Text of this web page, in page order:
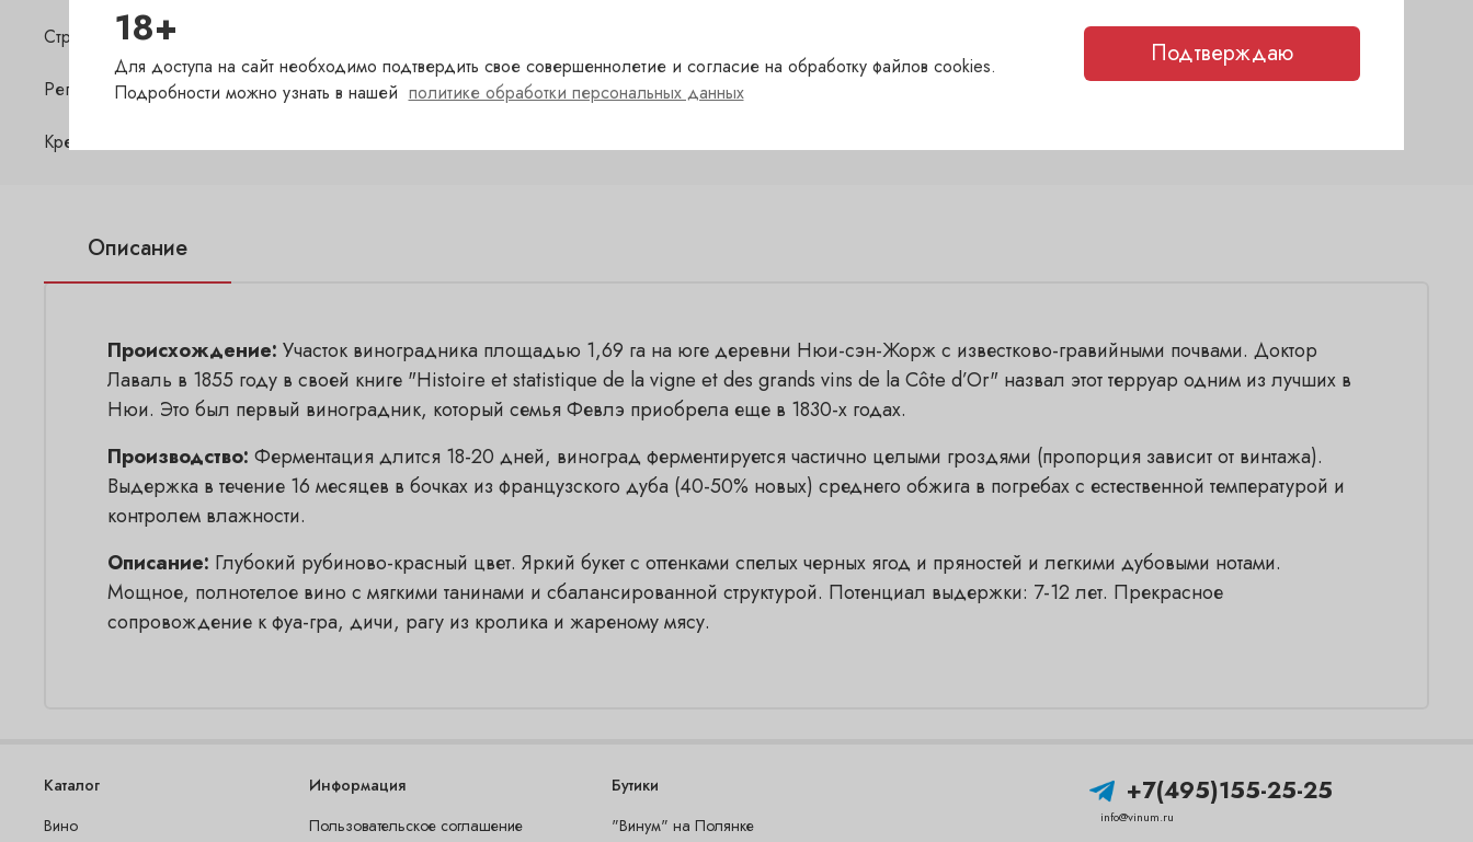
Страна
Регион Bourgogne Domaine Faiveley
Крепость
Описание
Происхождение: Участок виноградника площадью 1,69 га на юге деревни Нюи-сэн-Жорж с известково-гравийными почвами. Доктор
Лаваль в 1855 году в своей книге "Histoire et statistique de la vigne et des grands vins de la Côte d’Or" назвал этот терруар одним из лучших в
Нюи. Это был первый виноградник, который семья Февлэ приобрела еще в 1830-х годах.
Производство: Ферментация длится 18-20 дней, виноград ферментируется частично целыми гроздями (пропорция зависит от винтажа).
Выдержка в течение 16 месяцев в бочках из французского дуба (40-50% новых) среднего обжига в погребах с естественной температурой и
контролем влажности.
Описание: Глубокий рубиново-красный цвет. Яркий букет с оттенками спелых черных ягод и пряностей и легкими дубовыми нотами.
Мощное, полнотелое вино с мягкими танинами и сбалансированной структурой. Потенциал выдержки: 7-12 лет. Прекрасное
сопровождение к фуа-гра, дичи, рагу из кролика и жареному мясу.
Каталог
Вино
Информация
Пользовательское соглашение
Бутики
"Винум" на Полянке
+7(495)155-25-25
info@vinum.ru
18+
Для доступа на сайт необходимо подтвердить свое совершеннолетие и согласие на обработку файлов cookies.
Подробности можно узнать в нашей политике обработки персональных данных
Подтверждаю